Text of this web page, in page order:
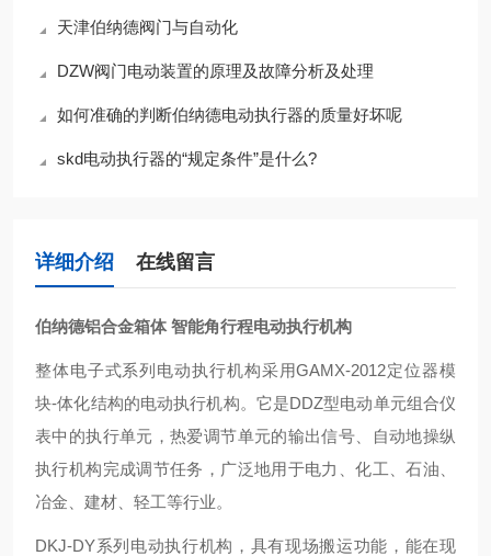
天津伯纳德阀门与自动化
DZW阀门电动装置的原理及故障分析及处理
如何准确的判断伯纳德电动执行器的质量好坏呢
skd电动执行器的“规定条件”是什么?
详细介绍 在线留言
伯纳德铝合金箱体 智能角行程电动执行机构
整体电子式系列电动执行机构采用GAMX-2012定位器模
块-体化结构的电动执行机构。它是DDZ型电动单元组合仪
表中的执行单元，热爱调节单元的输出信号、自动地操纵
执行机构完成调节任务，广泛地用于电力、化工、石油、
冶金、建材、轻工等行业。
DKJ-DY系列电动执行机构，具有现场搬运功能，能在现